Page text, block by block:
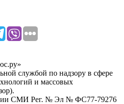
службой по надзору в сфере
и массовых
СМИ Рег. № Эл № ФС77-79276